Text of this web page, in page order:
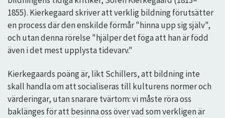
1855). Kierkegaard skriver att verklig bildning förutsätter
en process där den enskilde förmår "hinna upp sig själv",
och utan denna rörelse "hjälper det föga att han är född
även i det mest upplysta tidevarv."
Kierkegaards poäng är, likt Schillers, att bildning inte
skall handla om att socialiseras till kulturens normer och
värderingar, utan snarare tvärtom: vi måste röra oss
baklänges för att besinna oss över vad som verkligen är